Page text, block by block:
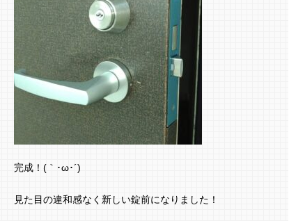
完成！(｀･ω･´)ゞ
見た目の違和感なく新しい錠前になりました！